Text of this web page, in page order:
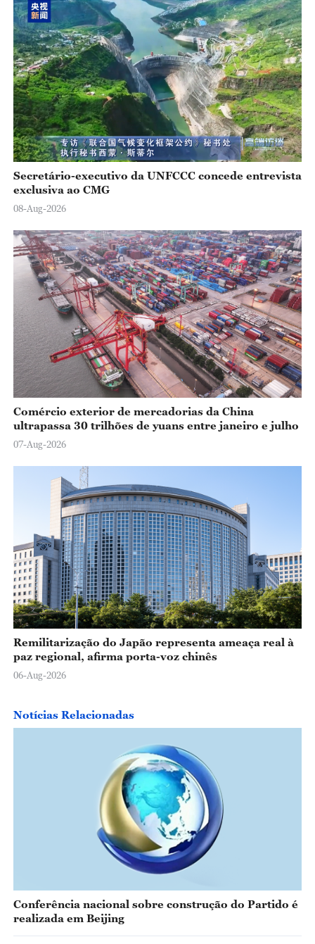
e
o
Secretário-executivo da UNFCCC concede entrevista
exclusiva ao CMG
08-Aug-2026
Comércio exterior de mercadorias da China
ultrapassa 30 trilhões de yuans entre janeiro e julho
07-Aug-2026
Remilitarização do Japão representa ameaça real à
paz regional, afirma porta-voz chinês
06-Aug-2026
Notícias Relacionadas
Conferência nacional sobre construção do Partido é
realizada em Beijing